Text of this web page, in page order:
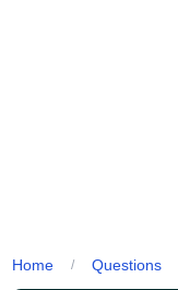
Home / Questions